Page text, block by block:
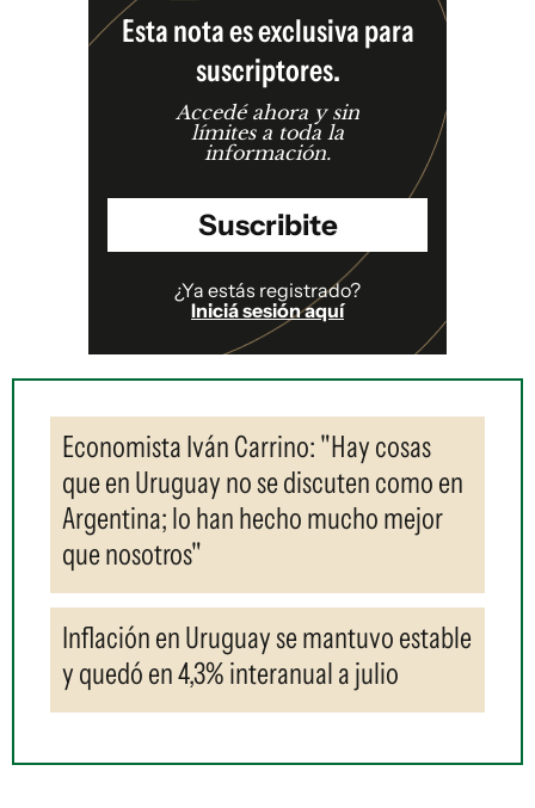
Esta nota es exclusiva para
suscriptores.
Accedé ahora y sin
límites a toda la
información.
Suscribite
¿Ya estás registrado?
Iniciá sesión aquí
Economista Iván Carrino: "Hay cosas
que en Uruguay no se discuten como en
Argentina; lo han hecho mucho mejor
que nosotros"
Inflación en Uruguay se mantuvo estable
y quedó en 4,3% interanual a julio